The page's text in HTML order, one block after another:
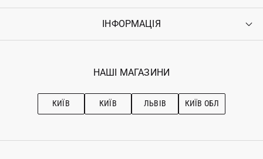
Повернення
Гарантія
Увійти
Ostriv Club+
ІНФОРМАЦІЯ
Наші магазини
Рекомендації з догляду
НАШІ МАГАЗИНИ
КИЇВ КИЇВ ЛЬВІВ КИЇВ ОБЛ